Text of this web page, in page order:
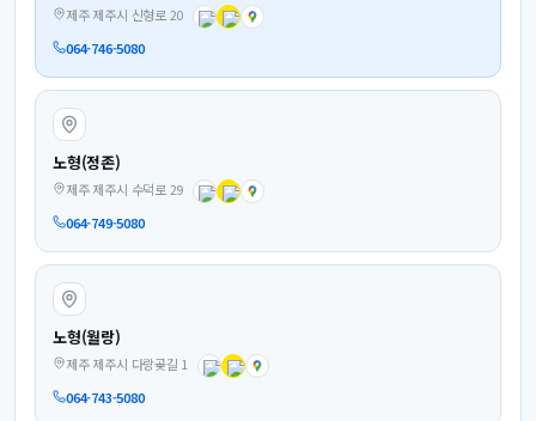
제주 제주시 신형로 20
064-746-5080
노형(정존)
제주 제주시 수덕로 29
064-749-5080
노형(월랑)
제주 제주시 다랑곶길 1
064-743-5080